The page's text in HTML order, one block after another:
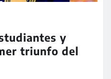
y
triunfo del